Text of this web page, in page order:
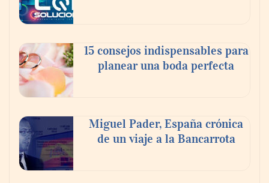
En el Día de la Cerveza, Grupo Modelo
mundo elige para reunirse: 7 de cada 10 la
escogen
compromiso para el eclipse solar del 12 de
agosto
15 consejos indispensables para
planear una boda perfecta
Miguel Pader, España crónica
de un viaje a la Bancarrota